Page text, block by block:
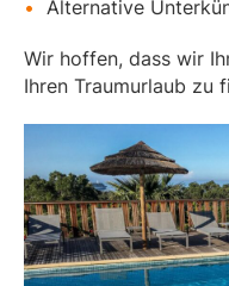
Alternative
Wir hoffen, dass wir
Ihren Traumurlaub zu